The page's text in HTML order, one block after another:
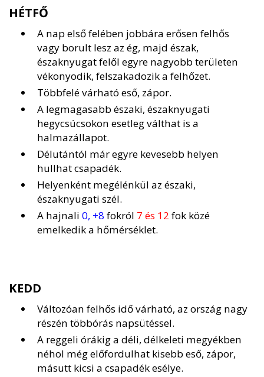
HÉTFŐ
A nap első felében jobbára erősen felhős
vagy borult lesz az ég, majd észak,
északnyugat felől egyre nagyobb területen
vékonyodik, felszakadozik a felhőzet.
Többfelé várható eső, zápor.
A legmagasabb északi, északnyugati
hegycsúcsokon esetleg válthat is a
halmazállapot.
Délutántól már egyre kevesebb helyen
hullhat csapadék.
Helyenként megélénkül az északi,
északnyugati szél.
A hajnali 0, +8 fokról 7 és 12 fok közé
emelkedik a hőmérséklet.
KEDD
Változóan felhős idő várható, az ország nagy
részén többórás napsütéssel.
A reggeli órákig a déli, délkeleti megyékben
néhol még előfordulhat kisebb eső, zápor,
másutt kicsi a csapadék esélye.